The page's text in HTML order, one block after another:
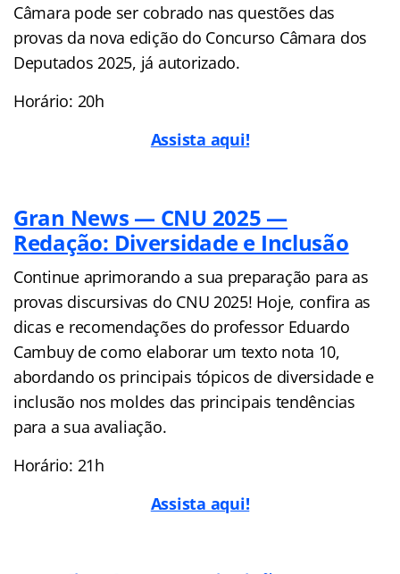
Câmara pode ser cobrado nas questões das
provas da nova edição do Concurso Câmara dos
Deputados 2025, já autorizado.
Horário: 20h
Assista aqui!
Gran News — CNU 2025 —
Redação: Diversidade e Inclusão
Continue aprimorando a sua preparação para as
provas discursivas do CNU 2025! Hoje, confira as
dicas e recomendações do professor Eduardo
Cambuy de como elaborar um texto nota 10,
abordando os principais tópicos de diversidade e
inclusão nos moldes das principais tendências
para a sua avaliação.
Horário: 21h
Assista aqui!